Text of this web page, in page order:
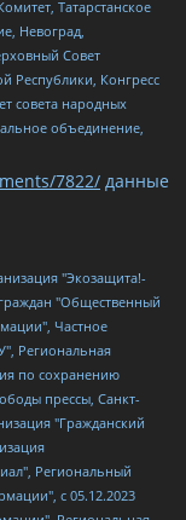
Татарстанское
Невоград,
Совет
Республики, Конгресс
совета народных
объединение,
7822/ данные
Владыкина Елена Сергеевна, Гельман Марат Александрович, Никульшина Вероника Юрьевна, Толоконникова Надежда Андреевна, Шендерович Виктор Анатольевич, Общество с ограниченной ответственностью "Данное сообщение", Общество с ограниченной ответственностью Издательский дом "Новая глава", Айнбиндер Александра Александровна, Московский комьюнити-центр для ЛГБТ+инициатив, Благотворительный фонд развития филантропии, Deutsche Welle (Германия, Kurt-Schumacher-Strasse 3, 53113 Bonn), Борзунова Мария Михайловна, Воробьев Виктор Викторович, Голубева Анна Львовна, Константинова Алла Михайловна, Малкова Ирина Владимировна, Мурадов Мурад Абдулгалимович, Осетинская Елизавета Николаевна, Понасенков Евгений Николаевич, Ганапольский Матвей Юрьевич, Киселев Евгений Алексеевич, Борухович Ирина Григорьевна, Дремин Иван Тимофеевич, Дубровский Дмитрий Викторович, Красноярская региональная общественная организация поддержки и развития альтернативных образовательных технологий и межкультурных коммуникаций "ИНТЕРРА", Маяковская Екатерина Алексеевна, Фейгин Марк Захарович, Филимонов Андрей Викторович, Дзугкоева Регина Николаевна, Доброхотов Роман Александрович, Дудь Юрий Александрович, Елкин Сергей Владимирович, Кругликов Кирилл Игоревич, Сабунаева Мария Леонидовна, Семенов Алексей Владимирович, Шаинян Карен Багратович, Шульман Екатерина Михайловна, Асафьев Артур Валерьевич, Вахштайн Виктор Семенович, Венедиктов Алексей Алексеевич, Лушникова Екатерина Евгеньевна, Волков Леонид Михайлович, Невзоров Александр Глебович, Пархоменко Сергей Борисович, Сироткин Ярослав Николаевич, Кара-Мурза Владимир Владимирович, Баранова Наталья Владимировна, Гозман Леонид Яковлевич, Кагарлицкий Борис Юльевич, Климарев Михаил Валерьевич, Милов Владимир Станиславович, Автономная некоммерческая организация Краснодарский центр современного искусства "Типография", Моргенштерн Алишер Тагирович, Соболь Любовь Эдуардовна, Общество с ограниченной ответственностью "ЛИЗА НОРМ", Каспаров Гарри Кимович, Ходорковский Михаил Борисович, Общество с ограниченной ответственностью "Апрельские тезисы", Данилович Ирина Брониславовна, Кашин Олег Владимирович, Петров Николай Владимирович, Пивоваров Алексей Владимирович, Соколов Михаил Владимирович, Цветкова Юлия Владимировна, Чичваркин Евгений Александрович, Комитет против пыток/Команда против пыток, Общество с ограниченной ответственностью "Первый научный", Общество с ограниченной ответственностью "Вертолет и ко", Белоцерковская Вероника Борисовна, Кац Максим Евгеньевич, Лазарева Татьяна Юрьевна, Шаведдинов Руслан Табризович, Яшин Илья Валерьевич, Общество с ограниченной ответственностью "Иноагент ААВ", Алешковский Дмитрий Петрович, Альбац Евгения Марковна, Быков Дмитрий Львович, Галямина Юлия Евгеньевна, Лойко Сергей Леонидович, Мартынов Кирилл Константинович, Медведев Сергей Александрович, Крашенинников Федор Геннадиевич, Гордеева Катерина Вл